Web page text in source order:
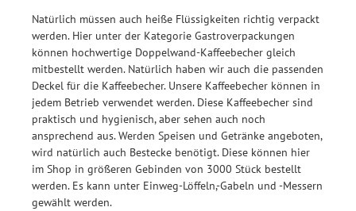
Natürlich müssen auch heiße Flüssigkeiten richtig verpackt
werden. Hier unter der Kategorie Gastroverpackungen
können hochwertige Doppelwand-Kaffeebecher gleich
mitbestellt werden. Natürlich haben wir auch die passenden
Deckel für die Kaffeebecher. Unsere Kaffeebecher können in
jedem Betrieb verwendet werden. Diese Kaffeebecher sind
praktisch und hygienisch, aber sehen auch noch
ansprechend aus. Werden Speisen und Getränke angeboten,
wird natürlich auch Bestecke benötigt. Diese können hier
im Shop in größeren Gebinden von 3000 Stück bestellt
werden. Es kann unter Einweg-Löffeln,-Gabeln und -Messern
gewählt werden.